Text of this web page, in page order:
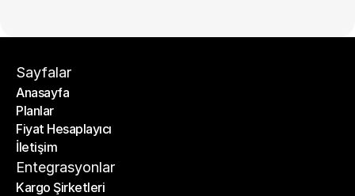
Sayfalar
Anasayfa
Anasayfa
Planlar
Planlar
Fiyat Hesaplayıcı
Fiyat Hesaplayıcı
İletişim
İletişim
Entegrasyonlar
Kargo Şirketleri